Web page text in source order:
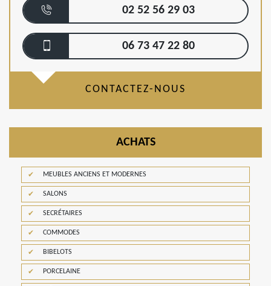
02 52 56 29 03
06 73 47 22 80
CONTACTEZ-NOUS
ACHATS
MEUBLES ANCIENS ET MODERNES
SALONS
SECRÉTAIRES
COMMODES
BIBELOTS
PORCELAINE